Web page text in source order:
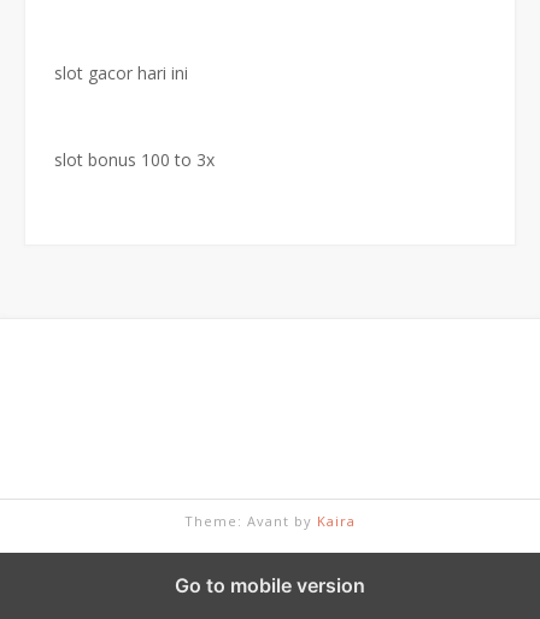
slot gacor hari ini
slot bonus 100 to 3x
Theme: Avant by Kaira
Go to mobile version